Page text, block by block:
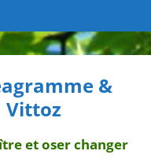
&
Vittoz
et oser changer